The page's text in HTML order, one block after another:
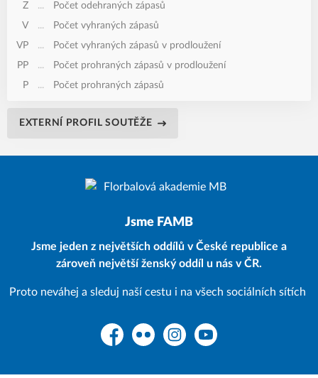
Z ...
Počet odehraných zápasů
V
...
Počet vyhraných zápasů
VP
...
Počet vyhraných zápasů v prodloužení
PP
...
Počet prohraných zápasů v prodloužení
P
... Počet prohraných zápasů
EXTERNÍ PROFIL SOUTĚŽE
Jsme FAMB
Jsme jeden z největších oddílů v České republice a
zároveň největší ženský oddíl u nás v ČR.
Proto neváhej a sleduj naší cestu i na všech sociálních sítích
FacebookFlickr InstagramYouTube